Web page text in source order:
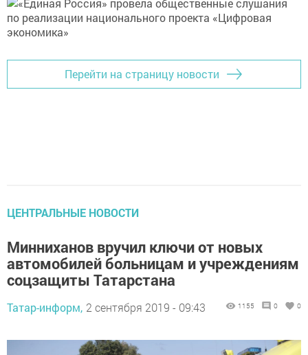
Перейти на страницу новости
ЦЕНТРАЛЬНЫЕ НОВОСТИ
Минниханов вручил ключи от новых
автомобилей больницам и учреждениям
соцзащиты Татарстана
Татар-информ, 2 сентября 2019 - 09:43 1155 0 0